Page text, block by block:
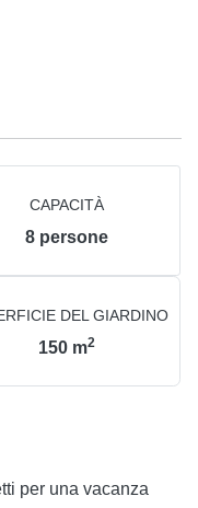
CAPACITÀ
8 persone
DEL GIARDINO
150 m2
per una vacanza